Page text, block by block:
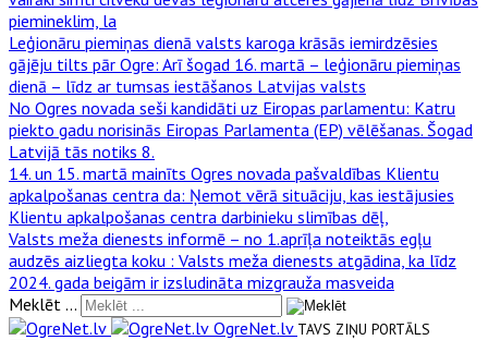
piemineklim, la
Leģionāru piemiņas dienā valsts karoga krāsās iemirdzēsies
gājēju tilts pār Ogre: Arī šogad 16. martā – leģionāru piemiņas
dienā – līdz ar tumsas iestāšanos Latvijas valsts
No Ogres novada seši kandidāti uz Eiropas parlamentu: Katru
piekto gadu norisinās Eiropas Parlamenta (EP) vēlēšanas. Šogad
Latvijā tās notiks 8.
14. un 15. martā mainīts Ogres novada pašvaldības Klientu
apkalpošanas centra da: Ņemot vērā situāciju, kas iestājusies
Klientu apkalpošanas centra darbinieku slimības dēļ,
Valsts meža dienests informē – no 1.aprīļa noteiktās egļu
audzēs aizliegta koku : Valsts meža dienests atgādina, ka līdz
2024. gada beigām ir izsludināta mizgrauža masveida
Meklēt ...
OgreNet.lv TAVS ZIŅU PORTĀLS